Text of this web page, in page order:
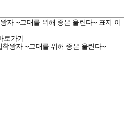
로가기
왕자 ~그대를 위해 종은 울린다~